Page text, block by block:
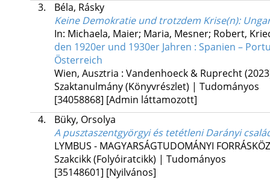
3.
Béla, Rásky
Keine Demokratie und trotzdem Krise(n):
In: Michaela, Maier; Maria, Mesner; Robert,
den 1920er und 1930er Jahren : Spanien –
Österreich
Wien, Ausztria : Vandenhoeck & Ruprecht
Szaktanulmány (Könyvrészlet) | Tudományos
[34058868] [Admin láttamozott]
4.
Büky, Orsolya
A pusztaszentgyörgyi és tetétleni Darányi
LYMBUS - MAGYARSÁGTUDOMÁNYI
Szakcikk (Folyóiratcikk) | Tudományos
[35148601] [Nyilvános]